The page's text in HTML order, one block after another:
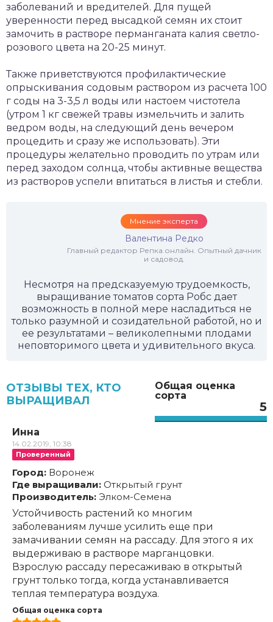
заболеваний и вредителей. Для пущей
уверенности перед высадкой семян их стоит
замочить в растворе перманганата калия светло-
розового цвета на 20-25 минут.
Также приветствуются профилактические
опрыскивания содовым раствором из расчета 100
г соды на 3-3,5 л воды или настоем чистотела
(утром 1 кг свежей травы измельчить и залить
ведром воды, на следующий день вечером
процедить и сразу же использовать). Эти
процедуры желательно проводить по утрам или
перед заходом солнца, чтобы активные вещества
из растворов успели впитаться в листья и стебли.
Мнение эксперта
Валентина Редко
Главный редактор Репка.онлайн. Опытный дачник
и садовод.
Несмотря на предсказуемую трудоемкость,
выращивание томатов сорта Робс дает
возможность в полной мере насладиться не
только разумной и созидательной работой, но и
ее результатами – великолепными плодами
неповторимого цвета и удивительного вкуса.
Общая оценка
сорта
5
ОТЗЫВЫ ТЕХ, КТО
ВЫРАЩИВАЛ
Инна
14.02.2019, 10:38
Проверенный
Город: Воронеж
Где выращивали: Открытый грунт
Производитель: Элком-Семена
Устойчивость растений ко многим
заболеваниям лучше усилить еще при
замачивании семян на рассаду. Для этого я их
выдерживаю в растворе марганцовки.
Взрослую рассаду пересаживаю в открытый
грунт только тогда, когда устанавливается
теплая температура воздуха.
Общая оценка сорта